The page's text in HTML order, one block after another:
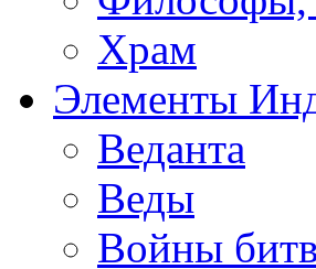
Храм
Элементы
Веданта
Веды
Войны